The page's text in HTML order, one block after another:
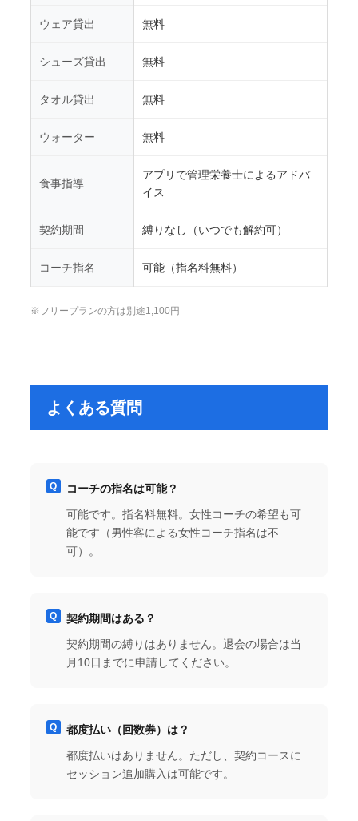
ウェア貸出 無料
シューズ貸出 無料
タオル貸出 無料
ウォーター 無料
食事指導
アプリで管理栄養士によるアドバ
イス
契約期間 縛りなし（いつでも解約可）
コーチ指名 可能（指名料無料）
※フリープランの方は別途1,100円
よくある質問
コーチの指名は可能？
可能です。指名料無料。女性コーチの希望も可
能です（男性客による女性コーチ指名は不
可）。
契約期間はある？
契約期間の縛りはありません。退会の場合は当
月10日までに申請してください。
都度払い（回数券）は？
都度払いはありません。ただし、契約コースに
セッション追加購入は可能です。